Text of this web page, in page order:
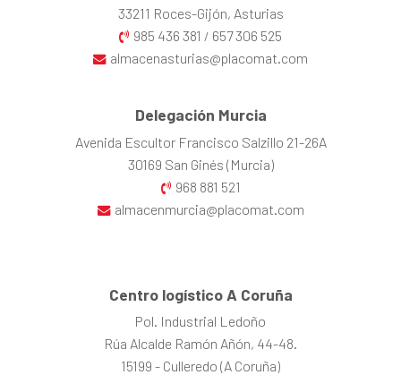
33211 Roces-Gijón, Asturias
985 436 381 / 657 306 525
almacenasturias@placomat.com
Delegación Murcia
Avenida Escultor Francisco Salzillo 21-26A
30169 San Ginés (Murcia)
968 881 521
almacenmurcia@placomat.com
Centro logístico A Coruña
Pol. Industrial Ledoño
Rúa Alcalde Ramón Añón, 44-48.
15199 - Culleredo (A Coruña)